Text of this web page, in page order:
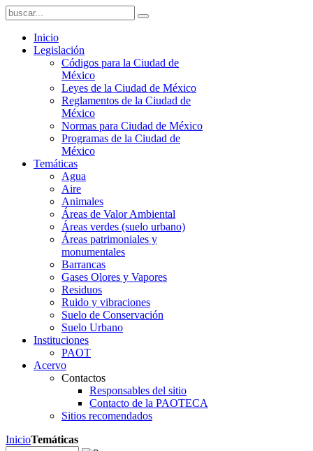
Inicio
Legislación
Códigos para la Ciudad de
México
Leyes de la Ciudad de México
Reglamentos de la Ciudad de
México
Normas para Ciudad de México
Programas de la Ciudad de
México
Temáticas
Agua
Aire
Animales
Áreas de Valor Ambiental
Áreas verdes (suelo urbano)
Áreas patrimoniales y
monumentales
Barrancas
Gases Olores y Vapores
Residuos
Ruido y vibraciones
Suelo de Conservación
Suelo Urbano
Instituciones
PAOT
Acervo
Contactos
Responsables del sitio
Contacto de la PAOTECA
Sitios recomendados
InicioTemáticas